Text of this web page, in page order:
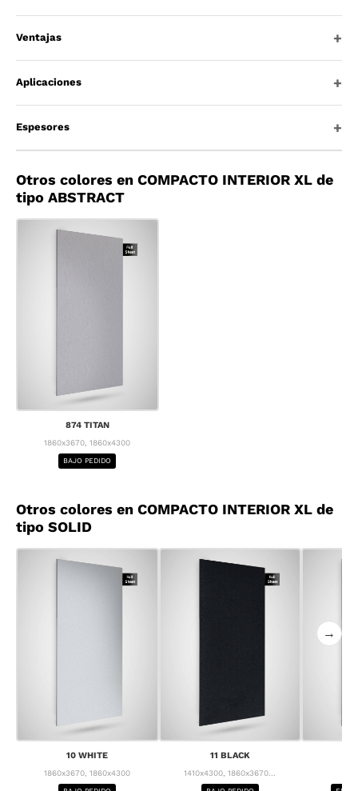
Ventajas
Aplicaciones
Espesores
Otros colores en COMPACTO INTERIOR XL de
tipo ABSTRACT
874 TITAN
1860x3670, 1860x4300
BAJO PEDIDO
Otros colores en COMPACTO INTERIOR XL de
tipo SOLID
10 WHITE
1860x3670, 1860x4300
11 BLACK
1410x4300, 1860x3670...
→